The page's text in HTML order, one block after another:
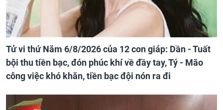
Tử vi thứ Năm 6/8/2026 của 12 con giáp: Dần - Tuất
bội thu tiền bạc, đón phúc khí về đầy tay, Tý - Mão
công việc khó khăn, tiền bạc đội nón ra đi